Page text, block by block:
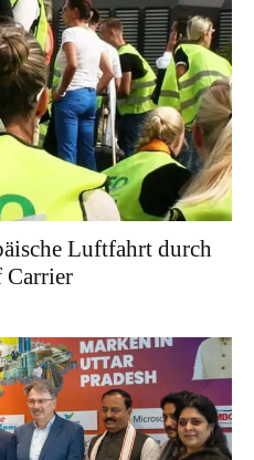
Luftfahrt durch
Carrier